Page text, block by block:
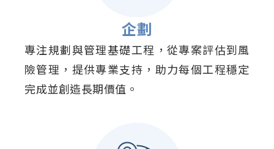
企劃
專注規劃與管理基礎工程，從專案評估到風
險管理，提供專業支持，助力每個工程穩定
完成並創造長期價值。